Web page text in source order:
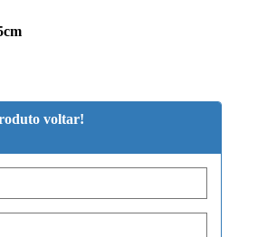
voltar!